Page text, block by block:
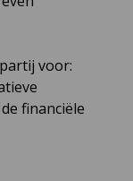
voor:
financiële